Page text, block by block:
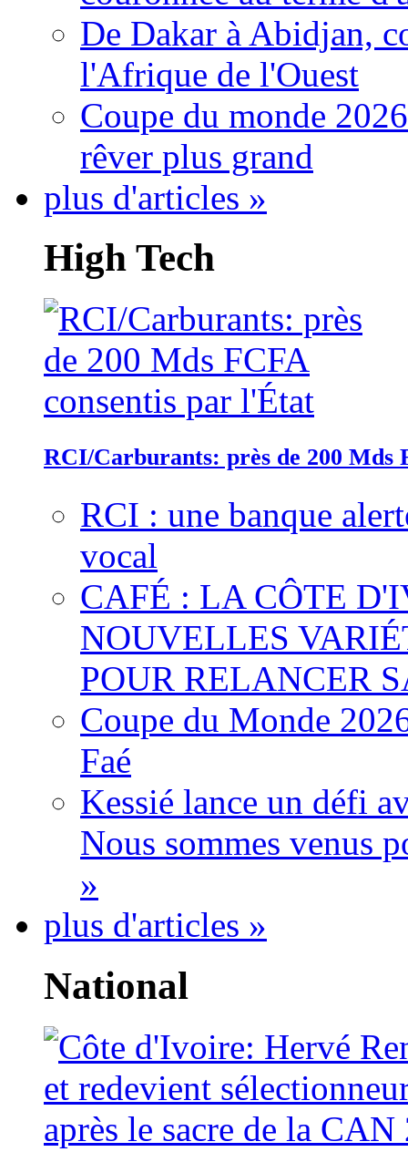
De Dakar à Abidjan,
l'Afrique de l'Ouest
Coupe du monde
rêver plus grand
plus d'articles »
High Tech
RCI/Carburants: près de 200 Mds
RCI : une banque
vocal
CAFÉ : LA CÔTE
NOUVELLES
POUR RELANCER
Coupe du Monde
Faé
Kessié lance un défi
Nous sommes venus
»
plus d'articles »
National